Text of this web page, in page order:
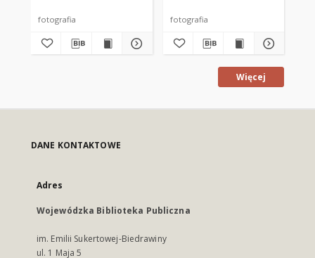
fotografia fotografia
Więcej
DANE KONTAKTOWE
Adres
Wojewódzka Biblioteka Publiczna
im. Emilii Sukertowej-Biedrawiny
ul. 1 Maja 5